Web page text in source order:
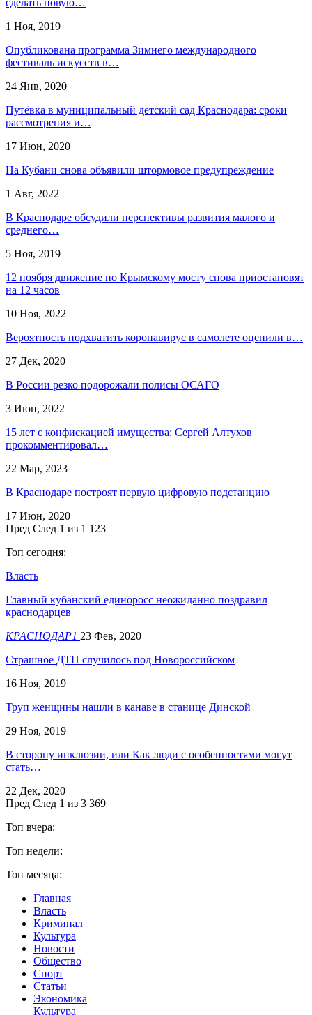
1 Ноя, 2019
Опубликована программа Зимнего международного
фестиваль искусств в…
24 Янв, 2020
Путёвка в муниципальный детский сад Краснодара: сроки
рассмотрения и…
17 Июн, 2020
​На Кубани снова объявили штормовое предупреждение
1 Авг, 2022
В Краснодаре обсудили перспективы развития малого и
среднего…
5 Ноя, 2019
12 ноября движение по Крымскому мосту снова приостановят
на 12 часов
10 Ноя, 2022
Вероятность подхватить коронавирус в самолете оценили в…
27 Дек, 2020
В России резко подорожали полисы ОСАГО
3 Июн, 2022
​15 лет с конфискацией имущества: Сергей Алтухов
прокомментировал…
22 Мар, 2023
В Краснодаре построят первую цифровую подстанцию
17 Июн, 2020
Пред След 1 из 1 123
Топ сегодня:
Власть
Главный кубанский единоросс неожиданно поздравил
краснодарцев
КРАСНОДАР1 23 Фев, 2020
Страшное ДТП случилось под Новороссийском
16 Ноя, 2019
Труп женщины нашли в канаве в станице Динской
29 Ноя, 2019
В сторону инклюзии, или Как люди с особенностями могут
стать…
22 Дек, 2020
Пред След 1 из 3 369
Топ вчера:
Топ недели:
Топ месяца:
Главная
Власть
Криминал
Культура
Новости
Общество
Спорт
Статьи
Экономика
Культура